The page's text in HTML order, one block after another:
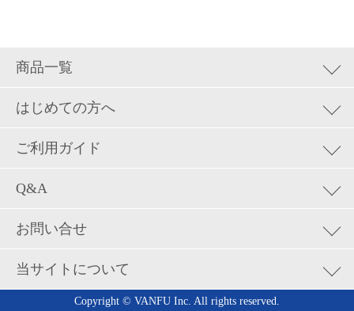
商品一覧
集客ツール
お試しトライアル
名刺
カルテ・カウンセリングシート
チラシ・パンフレット
はじめての方へ
はじめての方へ
ご利用ガイド
お支払いについて
ID・パスワードを忘れた場合
用紙について
Q&A
ご利用方法についてのご質問
お支払いや領収書などに関する質問
発送・お届けに関してのご質問
お問い合せ
お問い合せ
当サイトについて
Copyright © VANFU Inc. All rights reserved.